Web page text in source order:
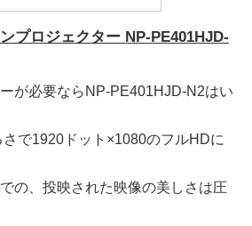
プロジェクター NP-PE401HJD-
が必要ならNP-PE401HJD-N2はい
で1920ドット×1080のフルHDに
の、投映された映像の美しさは圧